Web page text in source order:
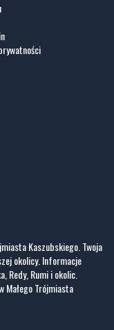
Kaszubskiego. Twoja
okolicy. Informacje
Redy, Rumi i okolic.
Małego Trójmiasta